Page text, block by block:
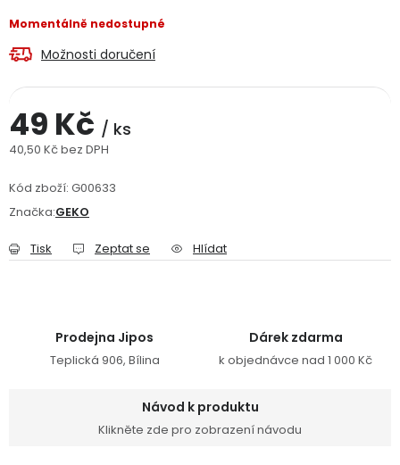
Jaký je aktuální stav mé objednávky?
Servis nářadí
Doprava a platba
PODPORA
Obchodní podmínky Reklamační řád
Momentálně nedostupné
Možnosti doručení
49 Kč / ks
40,50 Kč bez DPH
Kód zboží: G00633
Značka:GEKO
Tisk Zeptat se Hlídat
Prodejna Jipos
Teplická 906, Bílina
Dárek zdarma
k objednávce nad 1 000 Kč
Návod k produktu
Klikněte zde pro zobrazení návodu